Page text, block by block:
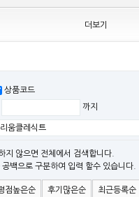
인하 조정
NEW MODEL"[ADT] 출시
현파" 시리즈 제품을 출시
시리즈 제품 출시
더보기
상품코드
까지
지 않으면 전체에서 검색합니다.
백으로 구분하여 입력 할수 있습니다.
점높은순 후기많은순 최근등록순